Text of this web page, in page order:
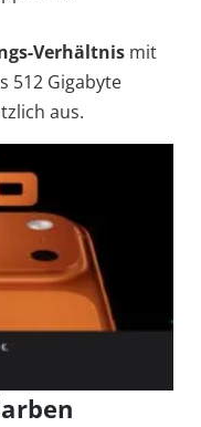
Verhältnis mit
512 Gigabyte
aus.